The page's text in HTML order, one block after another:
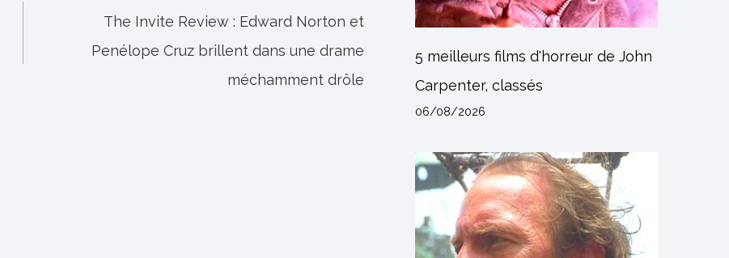
The Invite Review : Edward Norton et
Penélope Cruz brillent dans une drame
méchamment drôle
5 meilleurs films d'horreur de John
Carpenter, classés
06/08/2026